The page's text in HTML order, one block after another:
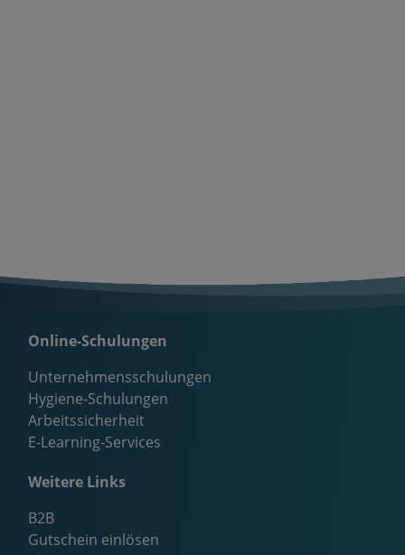
Online-Schulungen
Unternehmensschulungen
Hygiene-Schulungen
Arbeitssicherheit
E-Learning-Services
Weitere Links
B2B
Gutschein einlösen